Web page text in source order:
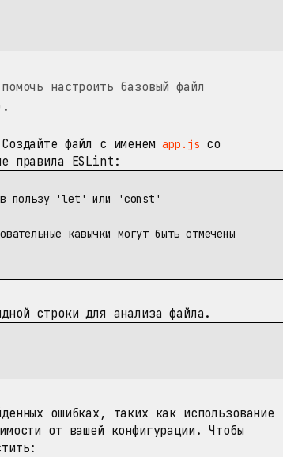
настроить базовый файл
Создайте файл с именемapp.js со
правила ESLint:
пользу 'let' или 'const'
кавычки могут быть отмечены
строки для анализа файла.
ошибках, таких как использование
от вашей конфигурации. Чтобы